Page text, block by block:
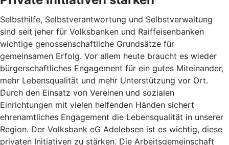
Selbsthilfe, Selbstverantwortung und Selbstverwaltung
sind seit jeher für Volksbanken und Raiffeisenbanken
wichtige genossenschaftliche Grundsätze für
gemeinsamen Erfolg. Vor allem heute braucht es wieder
bürgerschaftliches Engagement für ein gutes Miteinander,
mehr Lebensqualität und mehr Unterstützung vor Ort.
Durch den Einsatz von Vereinen und sozialen
Einrichtungen mit vielen helfenden Händen sichert
ehrenamtliches Engagement die Lebensqualität in unserer
Region. Der Volksbank eG Adelebsen ist es wichtig, diese
privaten Initiativen zu stärken. Die Arbeitsgemeinschaft